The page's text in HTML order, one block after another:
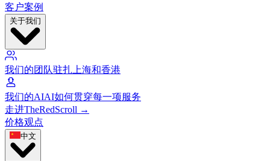
客户案例
关于我们
我们的团队驻扎上海和香港
我们的AIAI如何贯穿每一项服务
走进TheRedScroll →
价格观点
中文